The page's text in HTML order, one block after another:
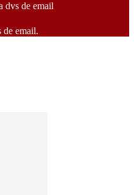
dvs de email
de email.